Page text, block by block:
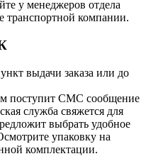
у менеджеров отдела
транспортной компании.
выдачи заказа или до
поступит СМС сообщение
служба свяжется для
выбрать удобное
упаковку на
комплектации.